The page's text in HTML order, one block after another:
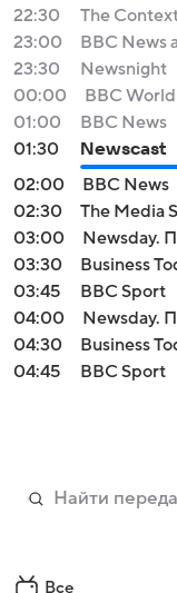
22:30
The
23:00
BBC News
23:30
Newsnight
00:00
BBC
01:00
BBC News
01:30
Newscast
02:00
BBC News
02:30
The Media
03:00
Newsday.
03:30
Business
03:45
BBC Sport
04:00
Newsday.
04:30
Business
04:45
BBC Sport
Все